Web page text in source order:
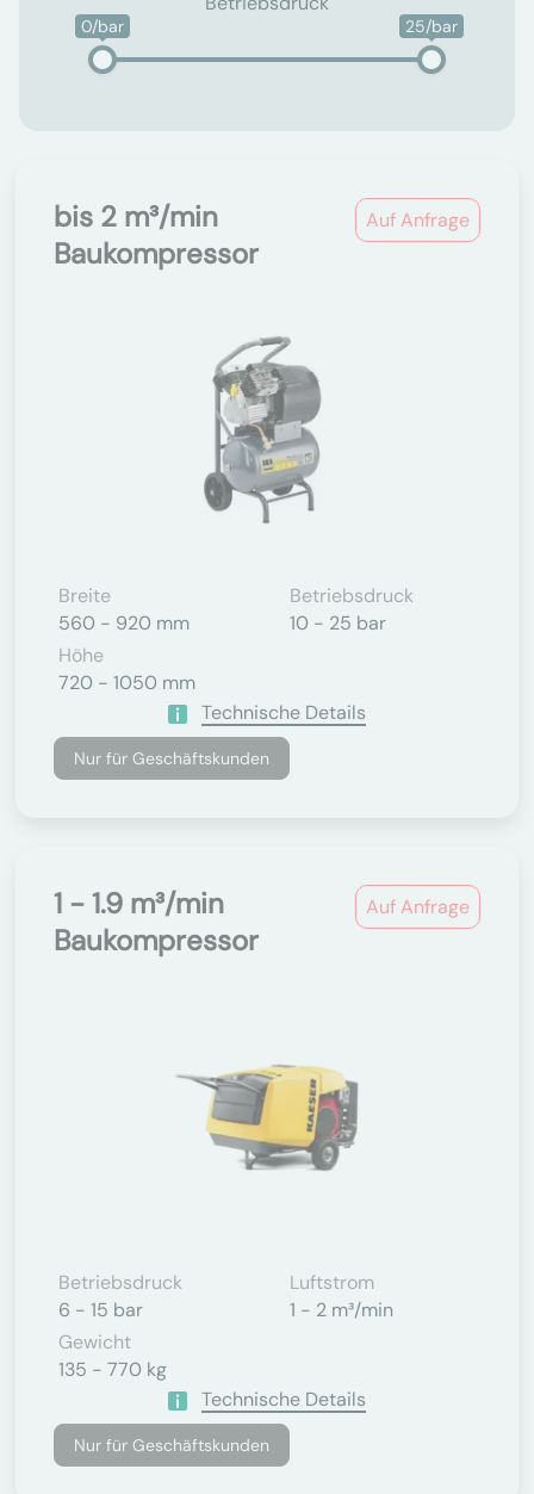
0/bar 25/bar
Auf Anfrage
bis 2 m³/min
Baukompressor
Breite
560 - 920 mm
Betriebsdruck
10 - 25 bar
Höhe
720 - 1050 mm
Technische Details
Nur für Geschäftskunden
Auf Anfrage
1 - 1.9 m³/min
Baukompressor
Betriebsdruck
6 - 15 bar
Luftstrom
1 - 2 m³/min
Gewicht
135 - 770 kg
Technische Details
Nur für Geschäftskunden